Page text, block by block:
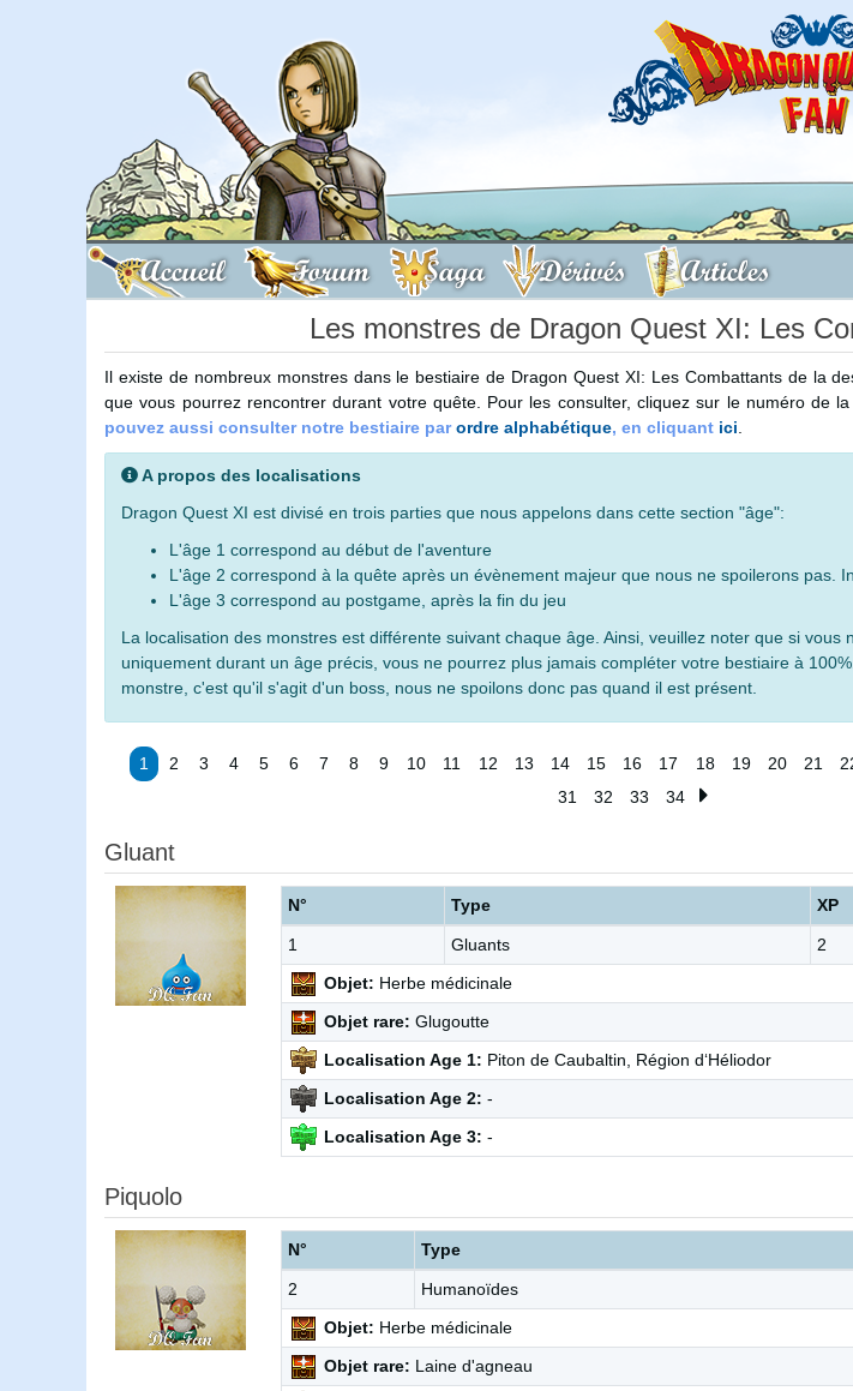
Accueil Forum Saga Dérivés Articles
Les monstres de Dragon Quest XI: Les
Il existe de nombreux monstres dans le bestiaire de Dragon Quest XI: Les Combattants de la
que vous pourrez rencontrer durant votre quête. Pour les consulter, cliquez sur le numéro de
pouvez aussi consulter notre bestiaire parordre alphabétique, en cliquant ici.
A propos des localisations
Dragon Quest XI est divisé en trois parties que nous appelons dans cette section "âge":
L'âge 1 correspond au début de l'aventure
L'âge 2 correspond à la quête après un évènement majeur que nous ne spoilerons pas.
L'âge 3 correspond au postgame, après la fin du jeu
La localisation des monstres est différente suivant chaque âge. Ainsi, veuillez noter que si vous
uniquement durant un âge précis, vous ne pourrez plus jamais compléter votre bestiaire à
monstre, c'est qu'il s'agit d'un boss, nous ne spoilons donc pas quand il est présent.
1 2 3 4 5 6 7 8 9 10 11 12 13 14 15 16 17 18 19 20 21
31
32 33 34
Gluant
N° Type XP
1 Gluants 2
Objet: Herbe médicinale
Objet rare: Glugoutte
Localisation Age 1: Piton de Caubaltin, Région d‘Héliodor
Localisation Age 2: -
Localisation Age 3: -
Piquolo
N° Type
2 Humanoïdes
Objet: Herbe médicinale
Objet rare: Laine d'agneau